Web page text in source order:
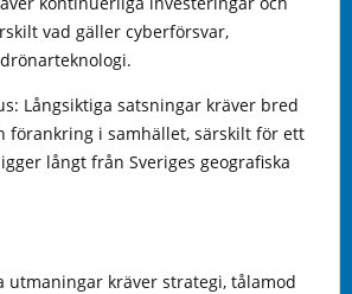
vad gäller cyberförsvar,
Långsiktiga satsningar kräver bred
förankring i samhället, särskilt för ett
långt från Sveriges geografiska
utmaningar kräver strategi, tålamod